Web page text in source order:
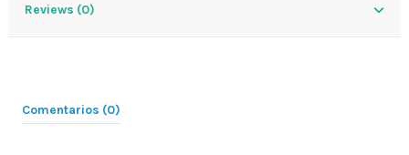
Reviews (0)
Comentarios (0)